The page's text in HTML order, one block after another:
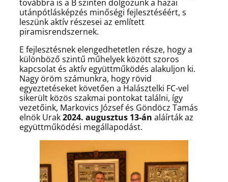
továbbra is a B szinten dolgozunk a hazai
utánpótlásképzés minőségi fejlesztéséért, s
leszünk aktív részesei az említett
piramisrendszernek.
E fejlesztésnek elengedhetetlen része, hogy a
különböző szintű műhelyek között szoros
kapcsolat és aktív együttműködés alakuljon ki.
Nagy öröm számunkra, hogy rövid
egyeztetéseket követően a Halásztelki FC-vel
sikerült közös szakmai pontokat találni, így
vezetőink, Markovics József és Göndöcz Tamás
elnök Urak2024. augusztus 13-án aláírták az
együttműködési megállapodást.